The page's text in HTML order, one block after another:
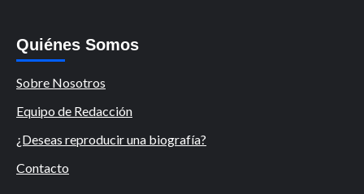
Quiénes Somos
Sobre Nosotros
Equipo de Redacción
¿Deseas reproducir una biografía?
Contacto